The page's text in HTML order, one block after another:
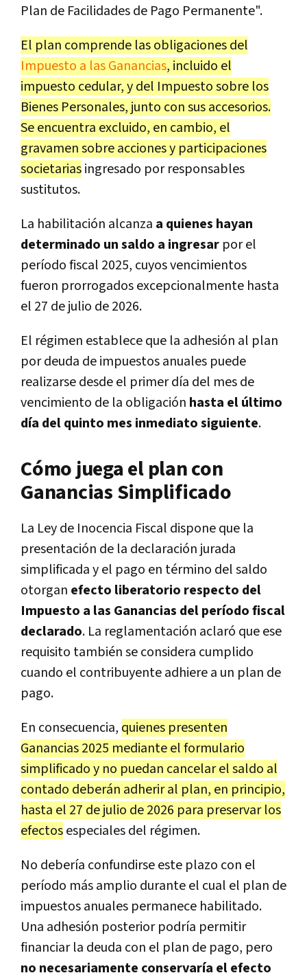
Plan de Facilidades de Pago Permanente".
El plan comprende las obligaciones del
Impuesto a las Ganancias, incluido el
impuesto cedular, y del Impuesto sobre los
Bienes Personales, junto con sus accesorios.
Se encuentra excluido, en cambio, el
gravamen sobre acciones y participaciones
societariasingresado por responsables
sustitutos.
La habilitación alcanza a quienes hayan
determinado un saldo a ingresar por el
período fiscal 2025, cuyos vencimientos
fueron prorrogados excepcionalmente hasta
el 27 de julio de 2026.
El régimen establece que la adhesión al plan
por deuda de impuestos anuales puede
realizarse desde el primer día del mes de
vencimiento de la obligación hasta el último
día del quinto mes inmediato siguiente.
Cómo juega el plan con
Ganancias Simplificado
La Ley de Inocencia Fiscal dispone que la
presentación de la declaración jurada
simplificada y el pago en término del saldo
otorgan efecto liberatorio respecto del
Impuesto a las Ganancias del período fiscal
declarado. La reglamentación aclaró que ese
requisito también se considera cumplido
cuando el contribuyente adhiere a un plan de
pago.
En consecuencia, quienes presenten
Ganancias 2025 mediante el formulario
simplificado y no puedan cancelar el saldo al
contado deberán adherir al plan, en principio,
hasta el 27 de julio de 2026 para preservar los
efectosespeciales del régimen.
No debería confundirse este plazo con el
período más amplio durante el cual el plan de
impuestos anuales permanece habilitado.
Una adhesión posterior podría permitir
financiar la deuda con el plan de pago, pero
no necesariamente conservaría el efecto